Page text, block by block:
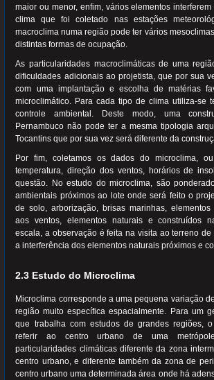
maior ou menor, enfim, vários elementos
clima que foi coletado nas estações
macroclima numa região pode ter vários
distintas formas de ocupação.
As particularidades macroclimáticas de uma
dificuldades adicionais ao projetista, que por sua
com uma implantação e escolha de matérias
microclimático. Para cada tipo de clima utiliza-se
controle ambiental. Deste modo, uma
Pernambuco não pode ter a mesma tipologia
Tocantins que por sua vez será diferente da
Por fim, coletamos os dados do microclima,
temperatura, direção dos ventos, horários de
questão. No estudo do microclima, são
ambientais próximos ao lote onde será feito o
de solo, arborização, brisas marinhas, elementos
aos ventos, elementos naturais e construídos
escala, a observação é feita na visita ao terreno
a interferência dos elementos naturais próximos e
2.3 Estudo do Microclima
Microclima corresponde a uma pequena variação
região muito específica espacialmente. Para um
que trabalha com estudos de grandes regiões,
referir ao centro urbano de uma
particularidades climáticas diferente da zona
centro urbano, e diferente também da zona de
centro urbano uma determinada área onde há